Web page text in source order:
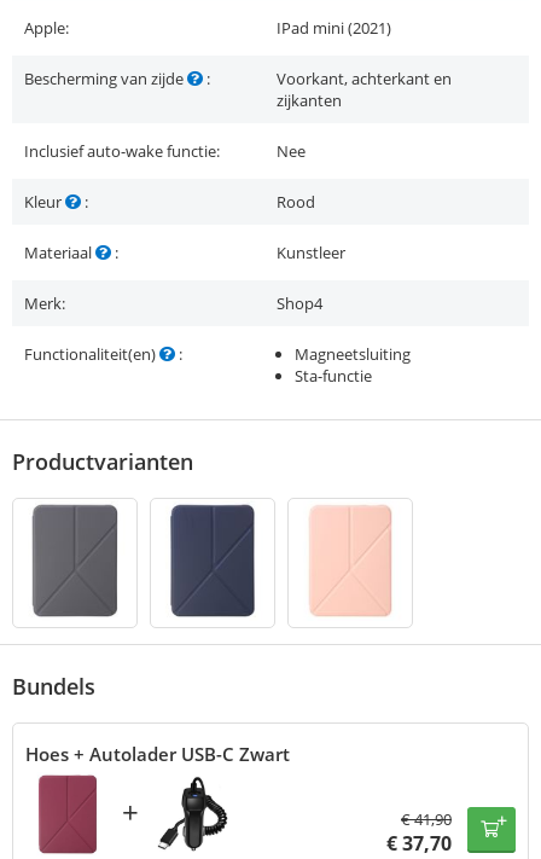
Apple: IPad mini (2021)
Bescherming van zijde :
Voorkant, achterkant en
zijkanten
Inclusief auto-wake functie: Nee
Kleur : Rood
Materiaal : Kunstleer
Merk: Shop4
Functionaliteit(en) :
Magneetsluiting
Sta-functie
Productvarianten
Bundels
Hoes + Autolader USB-C Zwart
+ €41,90
€37,70